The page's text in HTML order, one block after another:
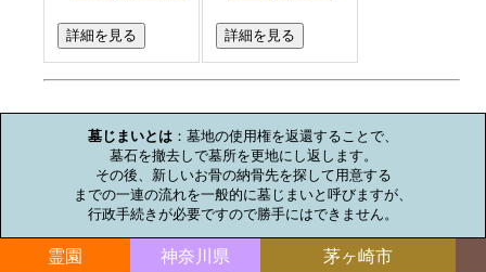
詳細を見る 詳細を見る
墓じまいとは ：墓地の使用権を返還することで、
墓石を撤去しで墓所を更地にし返します。
その後、新しいお骨の納骨先を探して用意する
までの一連の流れを一般的に墓じまいと呼びますが、
行政手続きが必要ですので勝手にはできません。
霊園 神奈川県 茅ヶ崎市